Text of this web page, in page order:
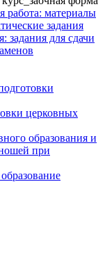
работа: материалы
задания
задания для сдачи
церковных
образования и
при